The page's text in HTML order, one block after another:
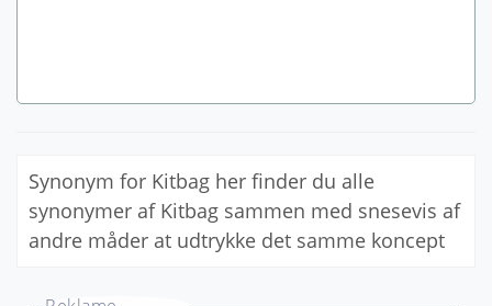
Synonym for Kitbag her finder du alle
synonymer af Kitbag sammen med snesevis af
andre måder at udtrykke det samme koncept